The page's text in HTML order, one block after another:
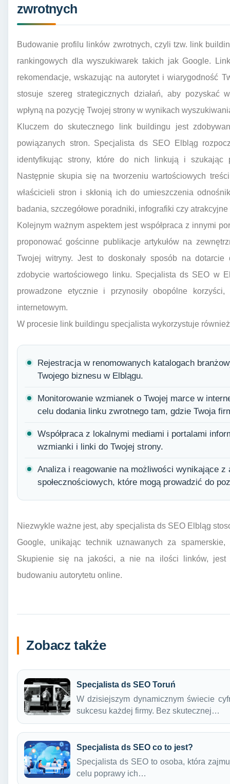
zwrotnych
Budowanie profilu linków zwrotnych, czyli tzw. link
rankingowych dla wyszukiwarek takich jak Google.
rekomendacje, wskazując na autorytet i wiarygodność
stosuje szereg strategicznych działań, aby pozyskać
wpłyną na pozycję Twojej strony w wynikach
Kluczem do skutecznego link buildingu jest
powiązanych stron. Specjalista ds SEO Elbląg
identyfikując strony, które do nich linkują i szukając
Następnie skupia się na tworzeniu wartościowych
właścicieli stron i skłonią ich do umieszczenia
badania, szczegółowe poradniki, infografiki czy atrakcyjne
Kolejnym ważnym aspektem jest współpraca z innymi
proponować gościnne publikacje artykułów na
Twojej witryny. Jest to doskonały sposób na
zdobycie wartościowego linku. Specjalista ds SEO w
prowadzone etycznie i przynosiły obopólne
internetowym.
W procesie link buildingu specjalista wykorzystuje
Rejestracja w renomowanych katalogach
Twojego biznesu w Elblągu.
Monitorowanie wzmianek o Twojej marce w
celu dodania linku zwrotnego tam, gdzie Twoja
Współpraca z lokalnymi mediami i portalami
wzmianki i linki do Twojej strony.
Analiza i reagowanie na możliwości wynikające z
społecznościowych, które mogą prowadzić do
Niezwykle ważne jest, aby specjalista ds SEO Elbląg
Google, unikając technik uznawanych za spamerskie,
Skupienie się na jakości, a nie na ilości linków, jest
budowaniu autorytetu online.
Zobacz także
Specjalista ds SEO Toruń
W dzisiejszym dynamicznym świecie
sukcesu każdej firmy. Bez skutecznej…
Specjalista ds SEO co to jest?
Specjalista ds SEO to osoba, która
celu poprawy ich…